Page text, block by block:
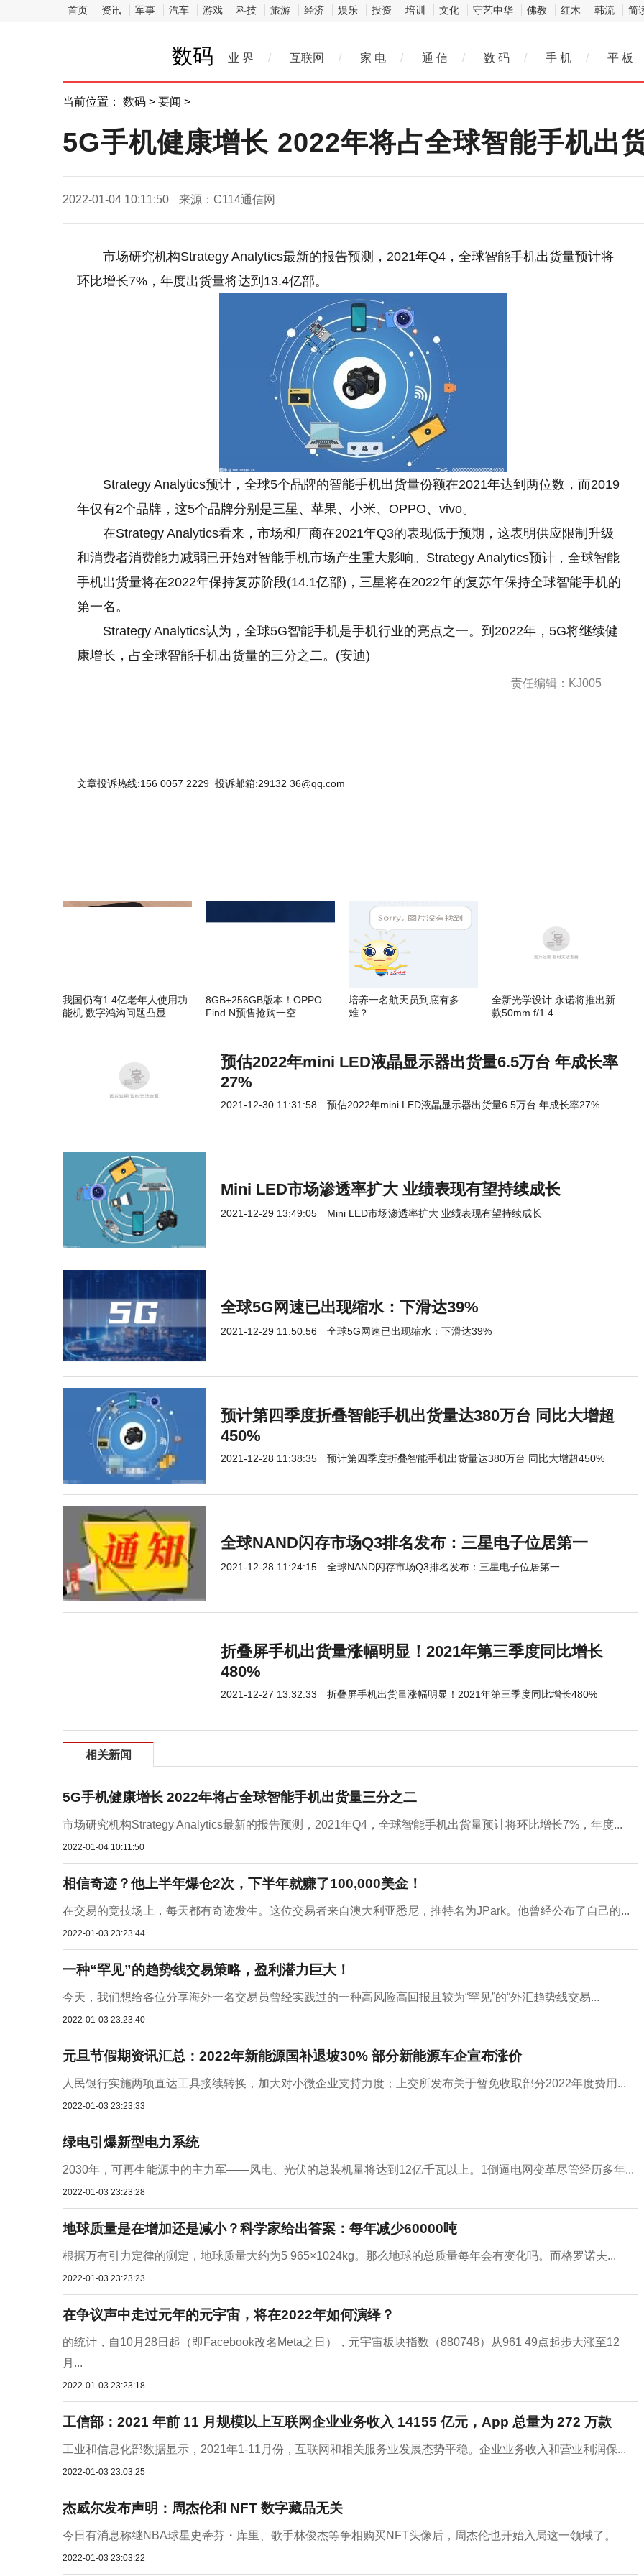
首页 资讯 军事 汽车 游戏 科技 旅游 经济 娱乐 投资 培训 文化 守艺中华 佛教 红木 韩流 简
数码 业 界 / 互联网 / 家 电 / 通 信 / 数 码 / 手 机 / 平 板
当前位置： 数码 > 要闻 >
5G手机健康增长 2022年将占全球智能手机出
2022-01-04 10:11:50 来源：C114通信网
市场研究机构Strategy Analytics最新的报告预测，2021年Q4，全球智能手机出货量预计将
环比增长7%，年度出货量将达到13.4亿部。
Strategy Analytics预计，全球5个品牌的智能手机出货量份额在2021年达到两位数，而2019
年仅有2个品牌，这5个品牌分别是三星、苹果、小米、OPPO、vivo。
在Strategy Analytics看来，市场和厂商在2021年Q3的表现低于预期，这表明供应限制升级
和消费者消费能力减弱已开始对智能手机市场产生重大影响。Strategy Analytics预计，全球智能
手机出货量将在2022年保持复苏阶段(14.1亿部)，三星将在2022年的复苏年保持全球智能手机的
第一名。
Strategy Analytics认为，全球5G智能手机是手机行业的亮点之一。到2022年，5G将继续健
康增长，占全球智能手机出货量的三分之二。(安迪)
责任编辑：KJ005
文章投诉热线:156 0057 2229 投诉邮箱:29132 36@qq.com
我国仍有1.4亿老年人使用功
能机 数字鸿沟问题凸显
8GB+256GB版本！OPPO
Find N预售抢购一空
培养一名航天员到底有多
难？
全新光学设计 永诺将推出新
款50mm f/1.4
预估2022年mini LED液晶显示器出货量6.5万台 年成长率
27%
2021-12-30 11:31:58 预估2022年mini LED液晶显示器出货量6.5万台 年成长率27%
Mini LED市场渗透率扩大 业绩表现有望持续成长
2021-12-29 13:49:05 Mini LED市场渗透率扩大 业绩表现有望持续成长
全球5G网速已出现缩水：下滑达39%
2021-12-29 11:50:56 全球5G网速已出现缩水：下滑达39%
预计第四季度折叠智能手机出货量达380万台 同比大增超
450%
2021-12-28 11:38:35 预计第四季度折叠智能手机出货量达380万台 同比大增超450%
全球NAND闪存市场Q3排名发布：三星电子位居第一
2021-12-28 11:24:15 全球NAND闪存市场Q3排名发布：三星电子位居第一
折叠屏手机出货量涨幅明显！2021年第三季度同比增长
480%
2021-12-27 13:32:33 折叠屏手机出货量涨幅明显！2021年第三季度同比增长480%
相关新闻
5G手机健康增长 2022年将占全球智能手机出货量三分之二
市场研究机构Strategy Analytics最新的报告预测，2021年Q4，全球智能手机出货量预计将环比增长7%，年度...
2022-01-04 10:11:50
相信奇迹？他上半年爆仓2次，下半年就赚了100,000美金！
在交易的竞技场上，每天都有奇迹发生。这位交易者来自澳大利亚悉尼，推特名为JPark。他曾经公布了自己的...
2022-01-03 23:23:44
一种“罕见”的趋势线交易策略，盈利潜力巨大！
今天，我们想给各位分享海外一名交易员曾经实践过的一种高风险高回报且较为“罕见”的“外汇趋势线交易...
2022-01-03 23:23:40
元旦节假期资讯汇总：2022年新能源国补退坡30% 部分新能源车企宣布涨价
人民银行实施两项直达工具接续转换，加大对小微企业支持力度；上交所发布关于暂免收取部分2022年度费用...
2022-01-03 23:23:33
绿电引爆新型电力系统
2030年，可再生能源中的主力军——风电、光伏的总装机量将达到12亿千瓦以上。1倒逼电网变革尽管经历多年...
2022-01-03 23:23:28
地球质量是在增加还是减小？科学家给出答案：每年减少60000吨
根据万有引力定律的测定，地球质量大约为5 965×1024kg。那么地球的总质量每年会有变化吗。而格罗诺夫...
2022-01-03 23:23:23
在争议声中走过元年的元宇宙，将在2022年如何演绎？
的统计，自10月28日起（即Facebook改名Meta之日），元宇宙板块指数（880748）从961 49点起步大涨至12
月...
2022-01-03 23:23:18
工信部：2021 年前 11 月规模以上互联网企业业务收入 14155 亿元，App 总量为 272 万款
工业和信息化部数据显示，2021年1-11月份，互联网和相关服务业发展态势平稳。企业业务收入和营业利润保...
2022-01-03 23:03:25
杰威尔发布声明：周杰伦和 NFT 数字藏品无关
今日有消息称继NBA球星史蒂芬・库里、歌手林俊杰等争相购买NFT头像后，周杰伦也开始入局这一领域了。
2022-01-03 23:03:22